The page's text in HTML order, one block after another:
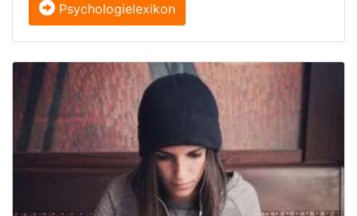
Psychologielexikon